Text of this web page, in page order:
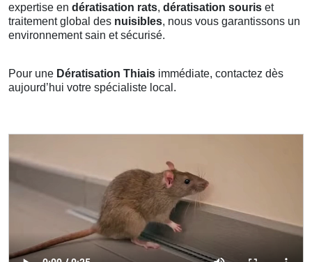
expertise en dératisation rats, dératisation souris et
traitement global des nuisibles, nous vous garantissons un
environnement sain et sécurisé.
Pour une Dératisation Thiais immédiate, contactez dès
aujourd’hui votre spécialiste local.